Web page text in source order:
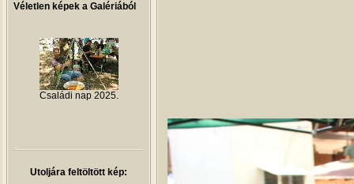
Véletlen képek a Galériából
Családi nap 2025.
Utoljára feltöltött kép: